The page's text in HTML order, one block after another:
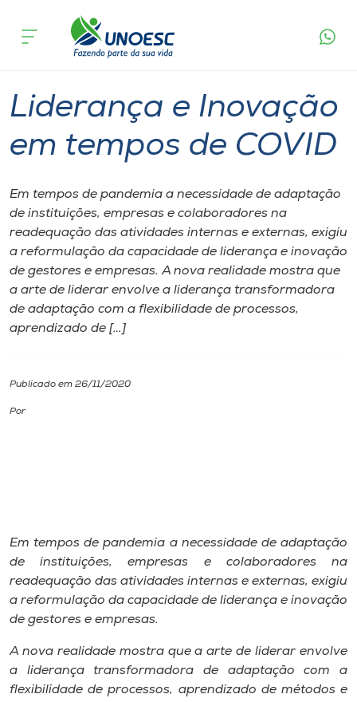
Cursos
Portal de Ensino
A
CPA
Biblioteca
Editora
Rádio
acontece
Liderança e Inovação
em tempos de COVID
Em tempos de pandemia a necessidade de adaptação
de instituições, empresas e colaboradores na
readequação das atividades internas e externas, exigiu
a reformulação da capacidade de liderança e inovação
de gestores e empresas. A nova realidade mostra que
a arte de liderar envolve a liderança transformadora
de adaptação com a flexibilidade de processos,
aprendizado de […]
Publicado em 26/11/2020
Por
Em tempos de pandemia a necessidade de adaptação
de instituições, empresas e colaboradores na
readequação das atividades internas e externas, exigiu
a reformulação da capacidade de liderança e inovação
de gestores e empresas.
A nova realidade mostra que a arte de liderar envolve
a liderança transformadora de adaptação com a
flexibilidade de processos, aprendizado de métodos e